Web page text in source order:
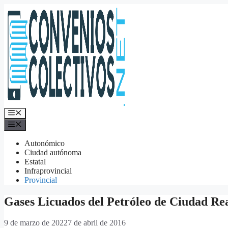
al
contenido
Menú
Autonómico
Ciudad autónoma
Estatal
Infraprovincial
Provincial
Gases Licuados del Petróleo de Ciudad
9 de marzo de 20227 de abril de 2016